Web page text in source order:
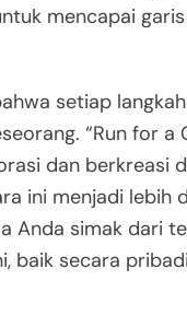
mencapai
setiap
“Run for a
dan berkreasi
ini menjadi lebih
Anda simak dari
baik secara